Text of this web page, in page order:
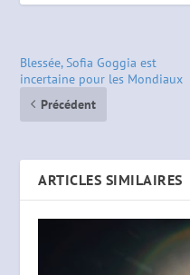
Blessée, Sofia Goggia est
incertaine pour les Mondiaux
Précédent
ARTICLES SIMILAIRES